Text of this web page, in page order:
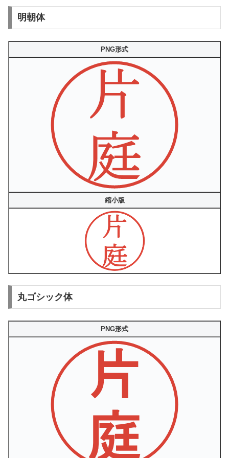
明朝体
PNG形式
縮小版
丸ゴシック体
PNG形式